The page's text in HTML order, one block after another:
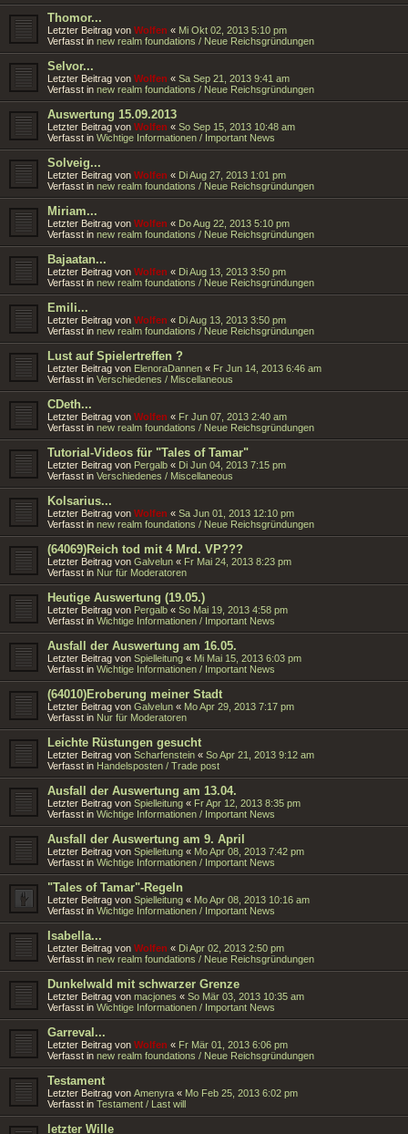
Thomor...
Letzter Beitrag von Wolfen « Mi Okt 02, 2013 5:10 pm
Verfasst in new realm foundations / Neue Reichsgründungen
Selvor...
Letzter Beitrag von Wolfen « Sa Sep 21, 2013 9:41 am
Verfasst in new realm foundations / Neue Reichsgründungen
Auswertung 15.09.2013
Letzter Beitrag von Wolfen « So Sep 15, 2013 10:48 am
Verfasst in Wichtige Informationen / Important News
Solveig...
Letzter Beitrag von Wolfen « Di Aug 27, 2013 1:01 pm
Verfasst in new realm foundations / Neue Reichsgründungen
Miriam...
Letzter Beitrag von Wolfen « Do Aug 22, 2013 5:10 pm
Verfasst in new realm foundations / Neue Reichsgründungen
Bajaatan...
Letzter Beitrag von Wolfen « Di Aug 13, 2013 3:50 pm
Verfasst in new realm foundations / Neue Reichsgründungen
Emili...
Letzter Beitrag von Wolfen « Di Aug 13, 2013 3:50 pm
Verfasst in new realm foundations / Neue Reichsgründungen
Lust auf Spielertreffen ?
Letzter Beitrag von ElenoraDannen « Fr Jun 14, 2013 6:46 am
Verfasst in Verschiedenes / Miscellaneous
CDeth...
Letzter Beitrag von Wolfen « Fr Jun 07, 2013 2:40 am
Verfasst in new realm foundations / Neue Reichsgründungen
Tutorial-Videos für "Tales of Tamar"
Letzter Beitrag von Pergalb « Di Jun 04, 2013 7:15 pm
Verfasst in Verschiedenes / Miscellaneous
Kolsarius...
Letzter Beitrag von Wolfen « Sa Jun 01, 2013 12:10 pm
Verfasst in new realm foundations / Neue Reichsgründungen
(64069)Reich tod mit 4 Mrd. VP???
Letzter Beitrag von Galvelun « Fr Mai 24, 2013 8:23 pm
Verfasst in Nur für Moderatoren
Heutige Auswertung (19.05.)
Letzter Beitrag von Pergalb « So Mai 19, 2013 4:58 pm
Verfasst in Wichtige Informationen / Important News
Ausfall der Auswertung am 16.05.
Letzter Beitrag von Spielleitung « Mi Mai 15, 2013 6:03 pm
Verfasst in Wichtige Informationen / Important News
(64010)Eroberung meiner Stadt
Letzter Beitrag von Galvelun « Mo Apr 29, 2013 7:17 pm
Verfasst in Nur für Moderatoren
Leichte Rüstungen gesucht
Letzter Beitrag von Scharfenstein « So Apr 21, 2013 9:12 am
Verfasst in Handelsposten / Trade post
Ausfall der Auswertung am 13.04.
Letzter Beitrag von Spielleitung « Fr Apr 12, 2013 8:35 pm
Verfasst in Wichtige Informationen / Important News
Ausfall der Auswertung am 9. April
Letzter Beitrag von Spielleitung « Mo Apr 08, 2013 7:42 pm
Verfasst in Wichtige Informationen / Important News
"Tales of Tamar"-Regeln
Letzter Beitrag von Spielleitung « Mo Apr 08, 2013 10:16 am
Verfasst in Wichtige Informationen / Important News
Isabella...
Letzter Beitrag von Wolfen « Di Apr 02, 2013 2:50 pm
Verfasst in new realm foundations / Neue Reichsgründungen
Dunkelwald mit schwarzer Grenze
Letzter Beitrag von macjones « So Mär 03, 2013 10:35 am
Verfasst in Wichtige Informationen / Important News
Garreval...
Letzter Beitrag von Wolfen « Fr Mär 01, 2013 6:06 pm
Verfasst in new realm foundations / Neue Reichsgründungen
Testament
Letzter Beitrag von Amenyra « Mo Feb 25, 2013 6:02 pm
Verfasst in Testament / Last will
letzter Wille